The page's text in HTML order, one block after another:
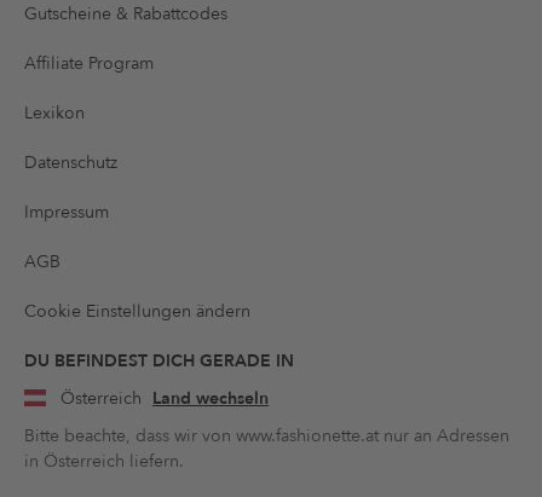
Gutscheine & Rabattcodes
Affiliate Program
Lexikon
Datenschutz
Impressum
AGB
Cookie Einstellungen ändern
DU BEFINDEST DICH GERADE IN
Österreich Land wechseln
Bitte beachte, dass wir von www.fashionette.at nur an Adressen
in Österreich liefern.